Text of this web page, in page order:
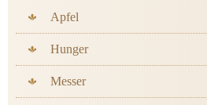
Apfel
Hunger
Messer